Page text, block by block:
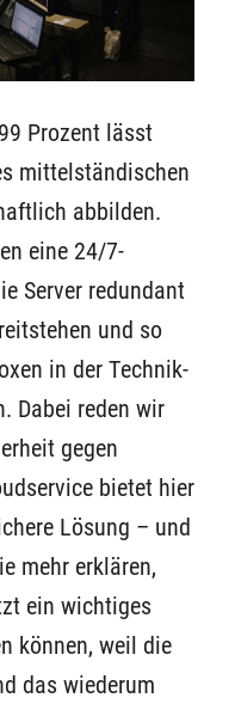
Prozent lässt
mittelständischen
abbilden.
eine 24/7-
Server redundant
und so
in der Technik-
Dabei reden wir
gegen
bietet hier
Lösung – und
mehr erklären,
ein wichtiges
können, weil die
das wiederum